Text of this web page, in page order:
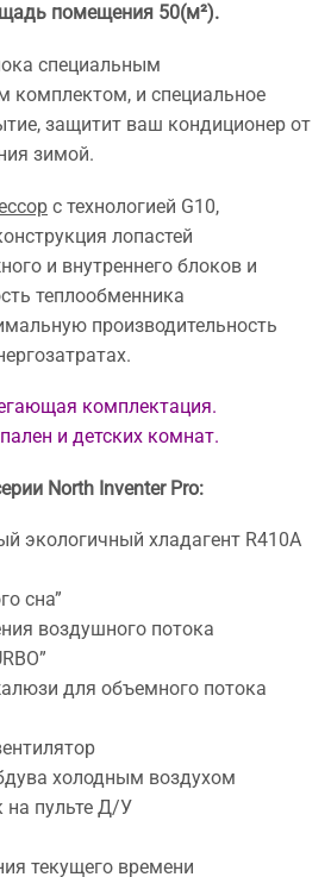
помещения 50(м²).
специальным
комплектом, и специальное
защитит ваш кондиционер от
зимой.
с технологией G10,
лопастей
и внутреннего блоков и
теплообменника
производительность
комплектация.
и детских комнат.
North Inventer Pro:
экологичный хладагент R410A
сна”
воздушного потока
для объемного потока
холодным воздухом
на пульте Д/У
текущего времени